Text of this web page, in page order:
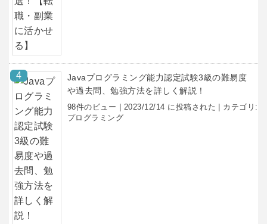
Javaプログラミング能力認定試験3級の難易度
や過去問、勉強方法を詳しく解説！
98件のビュー 2023/12/14 に投稿された
カテゴリ:
プログラミング